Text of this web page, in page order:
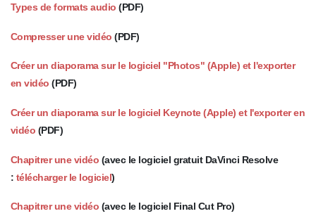
Types de formats audio (PDF)
Compresser une vidéo (PDF)
Créer un diaporama sur le logiciel "Photos" (Apple) et l'exporter
en vidéo (PDF)
Créer un diaporama sur le logiciel Keynote (Apple) et l'exporter en
vidéo (PDF)
Chapitrer une vidéo (avec le logiciel gratuit DaVinci Resolve
: télécharger le logiciel)
Chapitrer une vidéo (avec le logiciel Final Cut Pro)